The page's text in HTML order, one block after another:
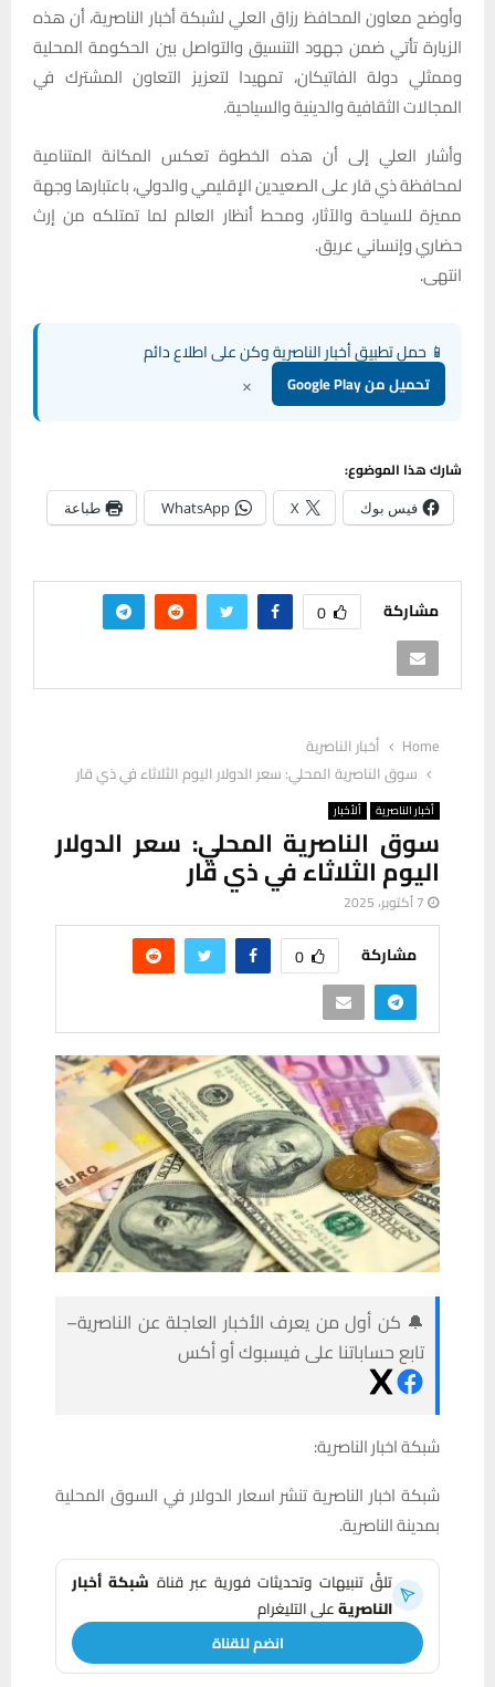
وأوضح معاون المحافظ رزاق العلي لشبكة أخبار الناصرية، أن هذه
الزيارة تأتي ضمن جهود التنسيق والتواصل بين الحكومة المحلية
وممثلي دولة الفاتيكان، تمهيدا لتعزيز التعاون المشترك في
المجالات الثقافية والدينية والسياحية.
وأشار العلي إلى أن هذه الخطوة تعكس المكانة المتنامية
لمحافظة ذي قار على الصعيدين الإقليمي والدولي، باعتبارها وجهة
مميزة للسياحة والآثار، ومحط أنظار العالم لما تمتلكه من إرث
حضاري وإنساني عريق.
انتهى.
📱 حمل تطبيق أخبار الناصرية وكن على اطلاع دائم
تحميل من Google Play ×
شارك هذا الموضوع:
فيس بوك X
WhatsApp طباعة
مشاركة 0
Home
أخبار الناصرية
سوق الناصرية المحلي: سعر الدولار اليوم الثلاثاء في ذي قار
أخبار الناصرية ألأخبار
سوق الناصرية المحلي: سعر الدولار
اليوم الثلاثاء في ذي قار
7 أكتوبر، 2025
مشاركة 0
🔔 كن أول من يعرف الأخبار العاجلة عن الناصرية–
تابع حساباتنا على فيسبوك أو أكس
شبكة اخبار الناصرية:
شبكة اخبار الناصرية تنشر اسعار الدولار في السوق المحلية
بمدينة الناصرية.
تلقَّ تنبيهات وتحديثات فورية عبر قناة شبكة أخبار
الناصريةعلى التليغرام
انضم للقناة